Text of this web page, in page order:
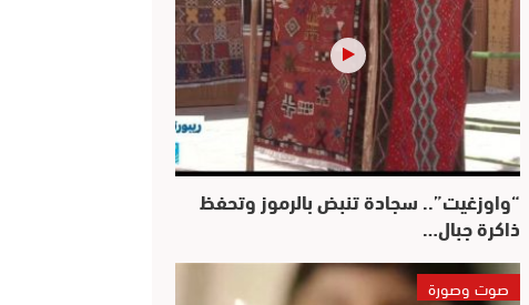
“واوزغيت”.. سجادة تنبض بالرموز وتحفظ
ذاكرة جبال…
صوت وصورة